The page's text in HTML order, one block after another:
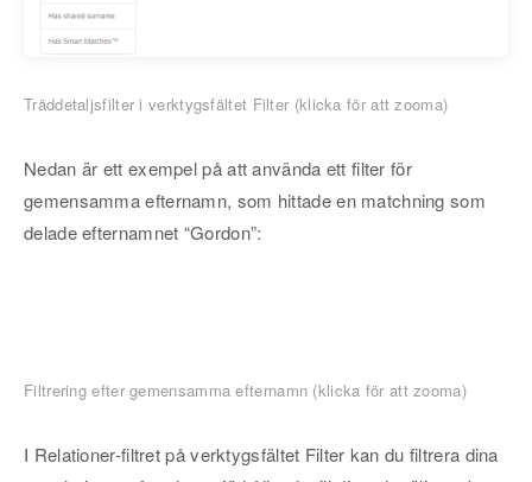
Träddetaljsfilter i verktygsfältet Filter (klicka för att zooma)
Nedan är ett exempel på att använda ett filter för
gemensamma efternamn, som hittade en matchning som
delade efternamnet “Gordon”:
Filtrering efter gemensamma efternamn (klicka för att zooma)
I Relationer-filtret på verktygsfältet Filter kan du filtrera dina